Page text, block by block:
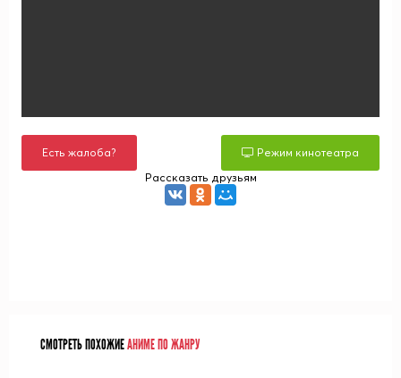
Есть жалоба?
Режим кинотеатра
Рассказать друзьям
СМОТРЕТЬ ПОХОЖИЕАНИМЕ ПО ЖАНРУ